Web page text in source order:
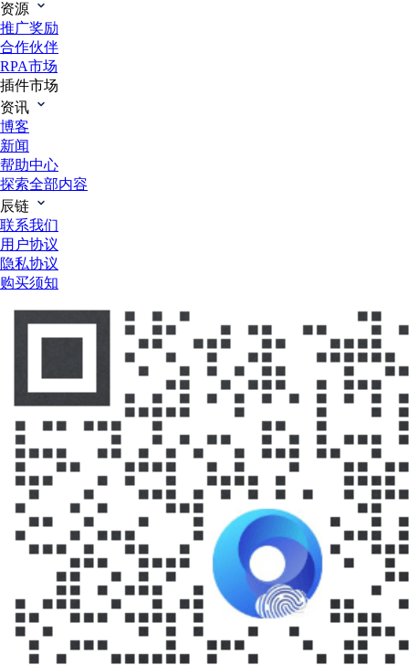
资源
推广奖励
合作伙伴
RPA市场
插件市场
资讯
博客
新闻
帮助中心
探索全部内容
辰链
联系我们
用户协议
隐私协议
购买须知